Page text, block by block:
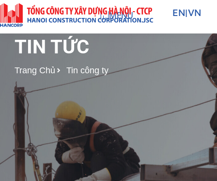
Nhảy
tới
nội
dung
MENU EN|VN
TIN TỨC
Trang Chủ Tin công ty